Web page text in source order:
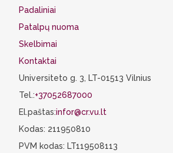
Padaliniai
Patalpų nuoma
Skelbimai
Kontaktai
Universiteto g. 3, LT-01513 Vilnius
Tel.:+37052687000
El.paštas:infor@cr.vu.lt
Kodas: 211950810
PVM kodas: LT119508113